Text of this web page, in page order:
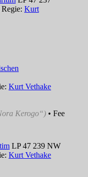
Kurt
Kurt Vethake
Kerogo“) • Fee
LP 47 239 NW
Kurt Vethake